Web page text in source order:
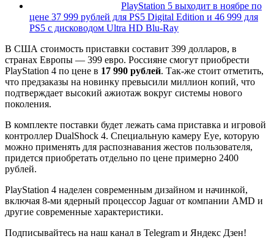
PlayStation 5 выходит в ноябре по
цене 37 999 рублей для PS5 Digital Edition и 46 999 для
PS5 с дисководом Ultra HD Blu-Ray
В США стоимость приставки составит 399 долларов, в
странах Европы — 399 евро. Россияне смогут приобрести
PlayStation 4 по цене в 17 990 рублей. Так-же стоит отметить,
что предзаказы на новинку превысили миллион копий, что
подтверждает высокий ажиотаж вокруг системы нового
поколения.
В комплекте поставки будет лежать сама приставка и игровой
контроллер DualShock 4. Специальную камеру Eye, которую
можно применять для распознавания жестов пользователя,
придется приобретать отдельно по цене примерно 2400
рублей.
PlayStation 4 наделен современным дизайном и начинкой,
включая 8-ми ядерный процессор Jaguar от компании AMD и
другие современные характеристики.
Подписывайтесь на наш канал в Telegram и Яндекс Дзен!